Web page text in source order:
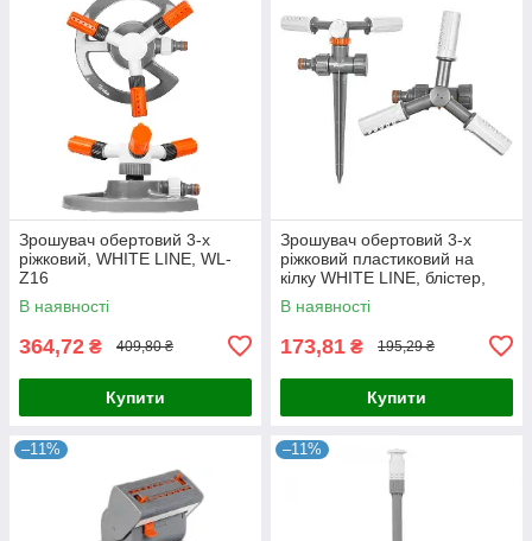
Зрошувач обертовий 3-х
ріжковий, WHITE LINE, WL-
Z16
В наявності
364,72 ₴ 409,80 ₴
Купити
Зрошувач обертовий 3-х
ріжковий пластиковий на
кілку WHITE LINE, блістер,
WL-6107
В наявності
173,81 ₴ 195,29 ₴
Купити
–11% –11%